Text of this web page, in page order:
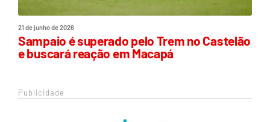
21 de junho de 2026
Sampaio é superado pelo Trem no Castelão
e buscará reação em Macapá
Publicidade